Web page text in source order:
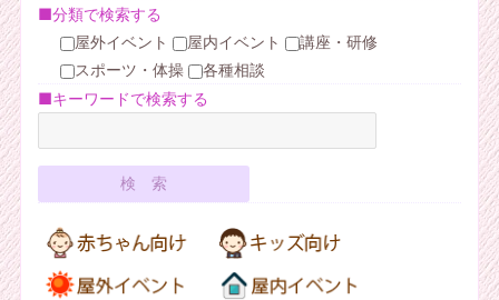
■分類で検索する
屋外イベント
屋内イベント
講座・研修
スポーツ・体操
各種相談
■キーワードで検索する